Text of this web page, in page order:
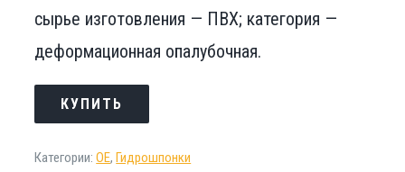
сырье изготовления — ПВХ; категория —
деформационная опалубочная.
КУПИТЬ
Категории:OE,Гидрошпонки